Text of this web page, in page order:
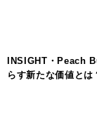
INSIGHT・Peach
らす新たな価値と